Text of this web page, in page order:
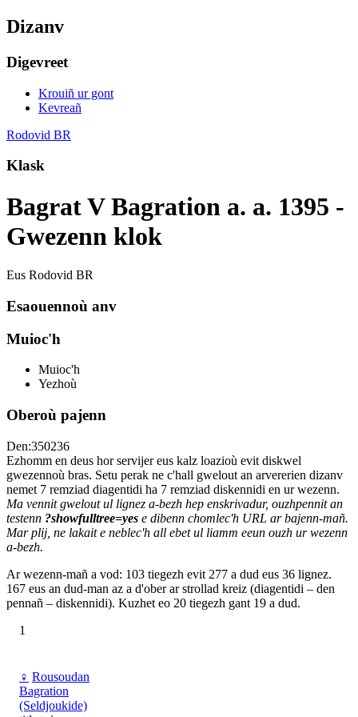
Dizanv
Digevreet
Krouiñ ur gont
Kevreañ
Rodovid BR
Klask
Bagrat V Bagration a. a. 1395 -
Gwezenn klok
Eus Rodovid BR
Esaouennoù anv
Muioc'h
Muioc'h
Yezhoù
Oberoù pajenn
Den:350236
Ezhomm en deus hor servijer eus kalz loazioù evit diskwel
gwezennoù bras. Setu perak ne c'hall gwelout an arvererien dizanv
nemet 7 remziad diagentidi ha 7 remziad diskennidi en ur wezenn.
Ma vennit gwelout ul lignez a-bezh hep enskrivadur, ouzhpennit an
testenn ?showfulltree=yes e dibenn chomlec'h URL ar bajenn-mañ.
Mar plij, ne lakait e neblec'h all ebet ul liamm eeun ouzh ur wezenn
a-bezh.
Ar wezenn-mañ a vod: 103 tiegezh evit 277 a dud eus 36 lignez.
167 eus an dud-man az a d'ober ar strollad kreiz (diagentidi – den
pennañ – diskennidi). Kuzhet eo 20 tiegezh gant 19 a dud.
1
♀ Rousoudan
Bagration
(Seldjoukide)